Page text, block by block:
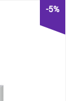
-5%